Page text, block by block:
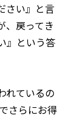
さい』と言
、戻ってき
』という答
れているの
さらにお得